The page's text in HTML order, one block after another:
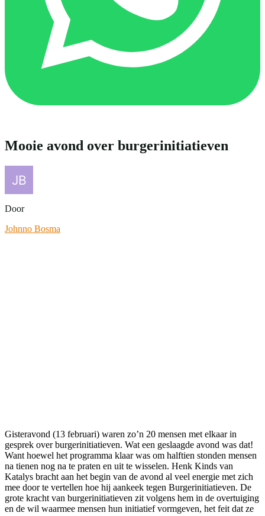
Mooie avond over burgerinitiatieven
Door
Johnno Bosma
Gisteravond (13 februari) waren zo’n 20 mensen met elkaar in
gesprek over burgerinitiatieven. Wat een geslaagde avond was dat!
Want hoewel het programma klaar was om halftien stonden mensen
na tienen nog na te praten en uit te wisselen. Henk Kinds van
Katalys bracht aan het begin van de avond al veel energie met zich
mee door te vertellen hoe hij aankeek tegen Burgerinitiatieven. De
grote kracht van burgerinitiatieven zit volgens hem in de overtuiging
en de wil waarmee mensen hun initiatief vormgeven, het feit dat ze